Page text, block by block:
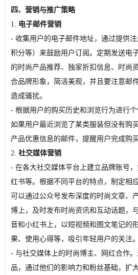
四、营销与推广策略
1. 电子邮件营销
- 收集用户的电子邮件地址，通过提供
积分等）来鼓励用户订阅。定期发送电
的时尚产品推荐、独家折扣信息、时尚
合品牌形象，简洁美观，并且要注意邮
造成骚扰。
- 根据用户的购买历史和浏览行为进行个
如果用户最近浏览了某类服装但没有购
产品优惠信息的邮件，提醒用户完成购买
2. 社交媒体营销
- 在各大社交媒体平台上建立品牌账号
红书等。根据不同平台的特点，制定相
可以通过公众号发布深度的时尚文章、
博上，及时发布时尚资讯和互动话题，
音和小红书上，以短视频和图文笔记的
果、使用心得等，吸引年轻用户的关注。
- 与社交媒体上的时尚博主、网红合作
品，通过他们的影响力和粉丝基础，扩